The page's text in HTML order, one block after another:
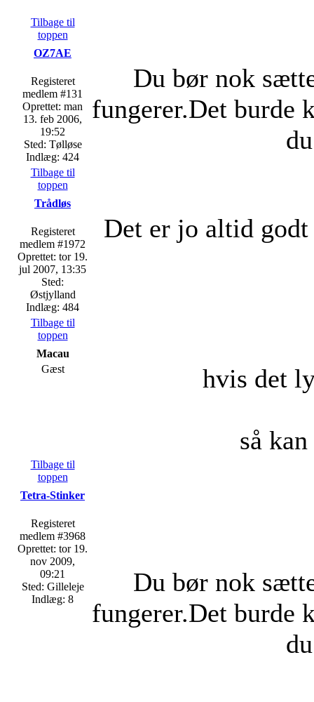
Tilbage til
toppen
OZ7AE
Registeret
medlem #131
Oprettet: man
13. feb 2006,
19:52
Sted: Tølløse
Indlæg: 424
Du bør nok
fungerer.Det burde
Tilbage til
toppen
Trådløs
Registeret
medlem #1972
Oprettet: tor 19.
jul 2007, 13:35
Sted:
Østjylland
Indlæg: 484
Det er jo altid
Tilbage til
toppen
Macau
Gæst
hvis det
så
Tilbage til
toppen
Tetra-Stinker
Registeret
medlem #3968
Oprettet: tor 19.
nov 2009,
09:21
Sted: Gilleleje
Indlæg: 8
Du bør nok
fungerer.Det burde